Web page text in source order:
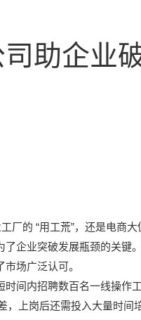
助企业
厂的 “用工荒”，还是电商
了企业突破发展瓶颈的关键
场广泛认可。
间内招聘数百名一线操作
，上岗后还需投入大量时间